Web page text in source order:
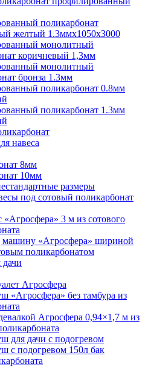
поликарбонат
желтый 1.3ммх1050х3000
монолитный
коричневый 1,3мм
монолитный
бронза 1.3мм
поликарбонат 0.8мм
поликарбонат 1.3мм
навеса
8мм
10мм
размеры
под сотовый поликарбонат
«Агросфера» 3 м из сотового
машину «Агросфера» шириной
поликарбонатом
Агросфера
«Агросфера» без тамбура из
Агросфера 0,94×1,7 м из
для дачи с подогревом
с подогревом 150л бак